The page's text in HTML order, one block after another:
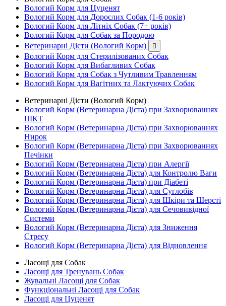
Вологий Корм для Цуценят
Вологий Корм для Дорослих Собак (1-6 років)
Вологий Корм для Літніх Собак (7+ років)
Вологий Корм для Собак за Породою
Ветеринарні Дієти (Вологий Корм)

Вологий Корм для Стерилізованих Собак
Вологий Корм для Вибагливих Собак
Вологий Корм для Собак з Чутливим Травленням
Вологий Корм для Вагітних та Лактуючих Собак
Ветеринарні Дієти (Вологий Корм)
Вологий Корм (Ветеринарна Дієта) при Захворюваннях
ШКТ
Вологий Корм (Ветеринарна Дієта) при Захворюваннях
Нирок
Вологий Корм (Ветеринарна Дієта) при Захворюваннях
Печінки
Вологий Корм (Ветеринарна Дієта) при Алергії
Вологий Корм (Ветеринарна Дієта) для Контролю Ваги
Вологий Корм (Ветеринарна Дієта) при Діабеті
Вологий Корм (Ветеринарна Дієта) для Суглобів
Вологий Корм (Ветеринарна Дієта) для Шкіри та Шерсті
Вологий Корм (Ветеринарна Дієта) для Сечовивідної
Системи
Вологий Корм (Ветеринарна Дієта) для Зниження
Стресу
Вологий Корм (Ветеринарна Дієта) для Відновлення
Ласощі для Собак
Ласощі для Тренувань Собак
Жувальні Ласощі для Собак
Функціональні Ласощі для Собак
Ласощі для Цуценят